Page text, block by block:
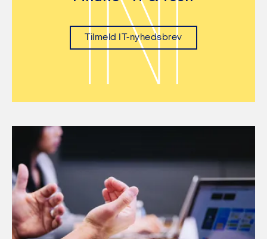
Tilmeld IT-nyhedsbrev